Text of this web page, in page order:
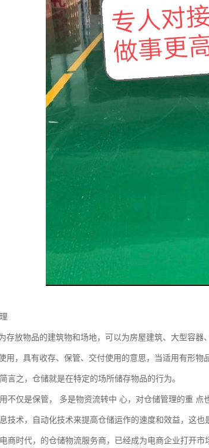
存放物品的建筑物和场地，可以为房屋建筑、大型容器
用，具有收存、保管、交付使用的意思，当适用有形
言之，仓储就是在特定的场所储存物品的行为。
不仅是保管， 多是物资流转中 心，对仓储管理的重
技术，自动化技术来提高仓储运作的速度和效益，这也
商时代，的仓储物流服务商，已经成为电商企业打开